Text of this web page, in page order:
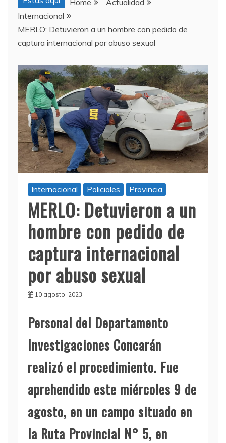
Home
Actualidad
Internacional
MERLO: Detuvieron a un hombre con pedido de
captura internacional por abuso sexual
Internacional Policiales Provincia
MERLO: Detuvieron a un
hombre con pedido de
captura internacional
por abuso sexual
10 agosto, 2023
Personal del Departamento
Investigaciones Concarán
realizó el procedimiento. Fue
aprehendido este miércoles 9 de
agosto, en un campo situado en
la Ruta Provincial N° 5, en